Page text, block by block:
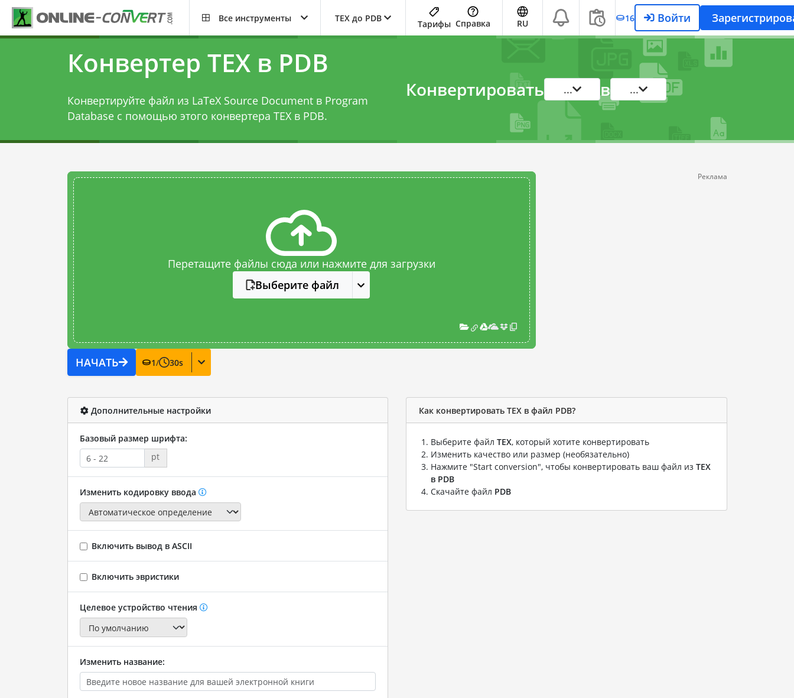
Все инструменты TEX до PDB
Тарифы Справка RU 16 Войти
Конвертер TEX в PDB
Конвертируйте файл из LaTeX Source Document в Program
Database с помощью этого конвертера TEX в PDB.
Конвертировать ... в ...
Перетащите файлы сюда или нажмите для загрузки
Выберите файл
НАЧАТЬ 1/ 30s
Реклама
Дополнительные настройки
Базовый размер шрифта:
pt
Изменить кодировку ввода
Включить вывод в ASCII
Включить эвристики
Целевое устройство чтения
Изменить название:
Как конвертировать TEX в файл PDB?
Выберите файл TEX, который хотите конвертировать
Изменить качество или размер (необязательно)
Нажмите "Start conversion", чтобы конвертировать ваш файл из TEX
в PDB
Скачайте файл PDB